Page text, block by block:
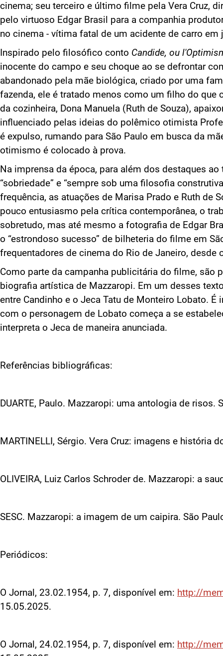
cinema; seu terceiro e último filme pela Vera Cruz,
pelo virtuoso Edgar Brasil para a companhia
no cinema - vítima fatal de um acidente de carro
Inspirado pelo filosófico conto Candide, ou
inocente do campo e seu choque ao se defrontar
abandonado pela mãe biológica, criado por uma
fazenda, ele é tratado menos como um filho do
da cozinheira, Dona Manuela (Ruth de Souza),
influenciado pelas ideias do polêmico otimista
é expulso, rumando para São Paulo em busca da
otimismo é colocado à prova.
Na imprensa da época, para além dos destaques
“sobriedade” e “sempre sob uma filosofia
frequência, as atuações de Marisa Prado e Ruth de
pouco entusiasmo pela crítica contemporânea, o
sobretudo, mas até mesmo a fotografia de Edgar
o “estrondoso sucesso” de bilheteria do filme em
frequentadores de cinema do Rio de Janeiro, desde
Como parte da campanha publicitária do filme, são
biografia artística de Mazzaropi. Em um desses
entre Candinho e o Jeca Tatu de Monteiro Lobato.
com o personagem de Lobato começa a se
interpreta o Jeca de maneira anunciada.
Referências bibliográficas:
DUARTE, Paulo. Mazzaropi: uma antologia de
MARTINELLI, Sérgio. Vera Cruz: imagens e
OLIVEIRA, Luiz Carlos Schroder de. Mazzaropi: a
SESC. Mazzaropi: a imagem de um caipira. São
Periódicos:
O Jornal, 23.02.1954, p. 7, disponível em: http://
15.05.2025.
O Jornal, 24.02.1954, p. 7, disponível em: http://